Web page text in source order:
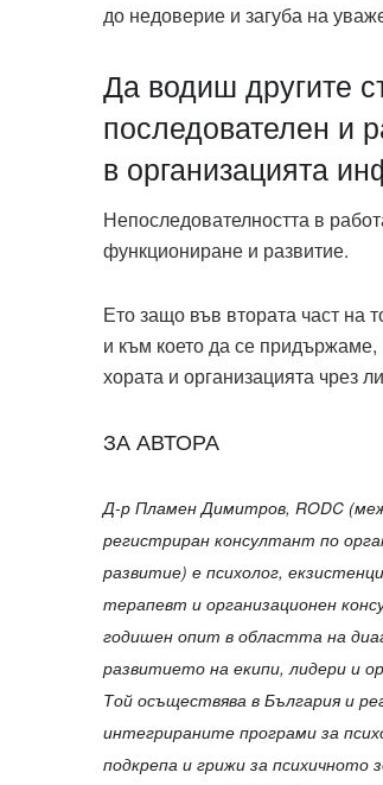
до недоверие и загуба на
Да водиш другите
последователен и
в организацията
Непоследователността в
функциониране и развитие.
Ето защо във втората част на
и към което да се
хората и организацията чрез
ЗА АВТОРА
Д-р Пламен Димитров, RODC
регистриран консултант по
развитие) е психолог,
терапевт и организационен
годишен опит в областта на
развитието на екипи, лидери и
Той осъществява в България и
интегрираните програми за
подкрепа и грижи за психичното